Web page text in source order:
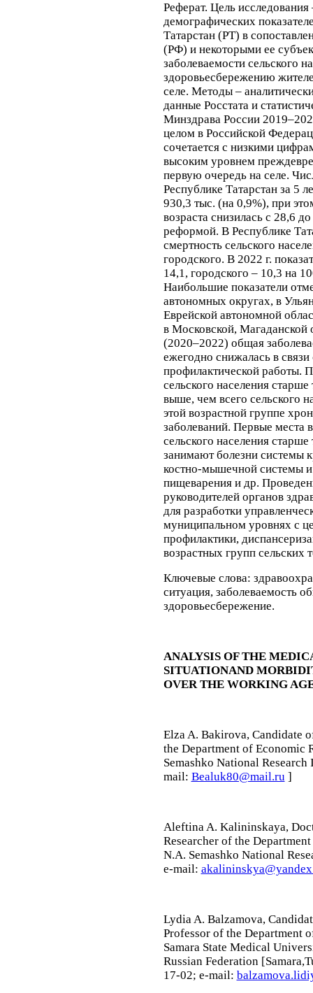
Реферат. Цель
демографических
Татарстан (РТ) в
(РФ) и некоторыми ее
заболеваемости сельского
здоровьесбережению
селе. Методы –
данные Росстата и
Минздрава России
целом в Российской
сочетается с низкими
высоким уровнем
первую очередь на селе.
Республике Татарстан за 5
930,3 тыс. (на 0,9%), при
возраста снизилась с 28,6
реформой. В Республике
смертность сельского
городского. В 2022 г.
14,1, городского – 10,3 на
Наибольшие показатели
автономных округах, в
Еврейской автономной
в Московской, Магаданской
(2020–2022) общая
ежегодно снижалась в
профилактической работы.
сельского населения
выше, чем всего сельского
этой возрастной группе
заболеваний. Первые места
сельского населения
занимают болезни системы
костно-мышечной системы и
пищеварения и др.
руководителей органов
для разработки
муниципальном уровнях с
профилактики,
возрастных групп сельских
Ключевые слова:
ситуация, заболеваемость
здоровьесбережение.
ANALYSIS OF THE
SITUATIONAND
OVER THE WORKING
Elza A. Bakirova, Candidate
the Department of Economic
Semashko National
mail: Bealuk80@mail.ru ]
Aleftina A. Kalininskaya,
Researcher of the
N.A. Semashko National
e-mail:
Lydia A. Balzamova,
Professor of the Department
Samara State Medical
Russian Federation
17-02; e-mail: